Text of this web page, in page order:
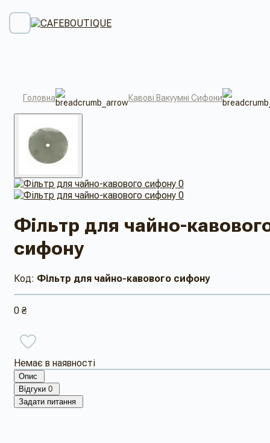
Головна Кавові Вакуумні Сифони
Фільтр для чайно-
сифону
Код: Фільтр для чайно-кавового сифону
0 ₴
Немає в наявності
Опис
Відгуки 0
Задати питання